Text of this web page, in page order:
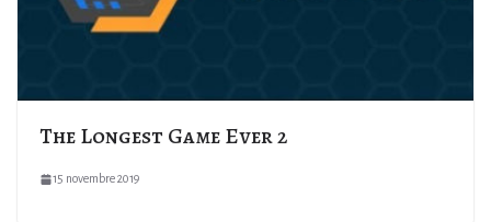
The Longest Game Ever 2
15 novembre 2019